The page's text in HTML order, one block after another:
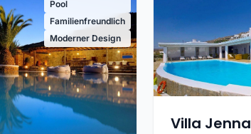
Pool
Familienfreundlich
Moderner Design
Villa Jenna